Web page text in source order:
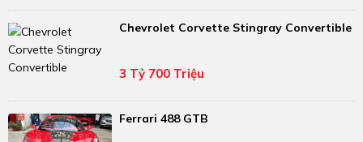
Chevrolet Corvette Stingray Convertible
3 Tỷ 700 Triệu
Ferrari 488 GTB